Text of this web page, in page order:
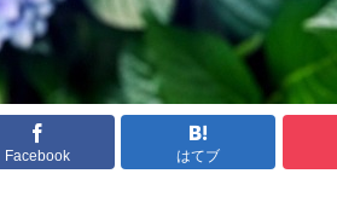
Facebook はてブ